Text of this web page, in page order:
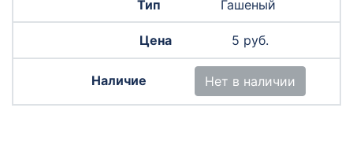
Гашеный
5 руб.
Нет в наличии